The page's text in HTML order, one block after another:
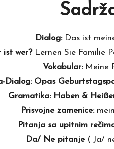
Dialog: Das ist
ist wer?Lernen Sie Familie
Vokabular: Meine
Dialog: Opas
Gramatika: Haben &
Prisvojne zamenice:
Pitanja sa upitnim
Da/ Ne pitanje ( Ja/